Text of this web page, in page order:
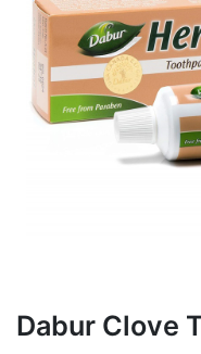
Dabur Clove